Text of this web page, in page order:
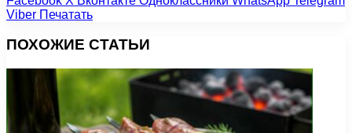
Viber Печатать
ПОХОЖИЕ СТАТЬИ